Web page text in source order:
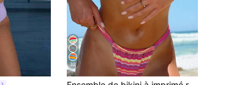
32
#10 BEST-SELLERS
de Sexy Vêtements de plage pour femmes